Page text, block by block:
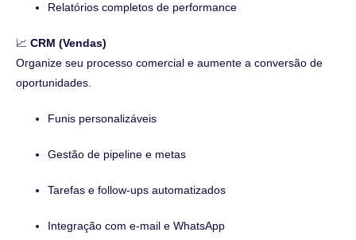
Relatórios completos de performance
📈 CRM (Vendas)
Organize seu processo comercial e aumente a conversão de
oportunidades.
Funis personalizáveis
Gestão de pipeline e metas
Tarefas e follow-ups automatizados
Integração com e-mail e WhatsApp